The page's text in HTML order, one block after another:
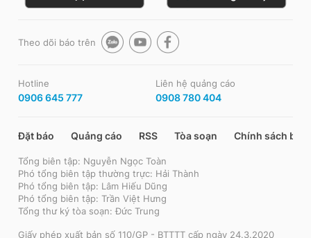
Theo dõi báo trên
Hotline
0906 645 777
Liên hệ quảng cáo
0908 780 404
Đặt báo Quảng cáo RSS Tòa soạn Chính sách bảo
Tổng biên tập: Nguyễn Ngọc Toàn
Phó tổng biên tập thường trực: Hải Thành
Phó tổng biên tập: Lâm Hiếu Dũng
Phó tổng biên tập: Trần Việt Hưng
Tổng thư ký tòa soạn: Đức Trung
Giấy phép xuất bản số 110/GP - BTTTT cấp ngày 24.3.2020